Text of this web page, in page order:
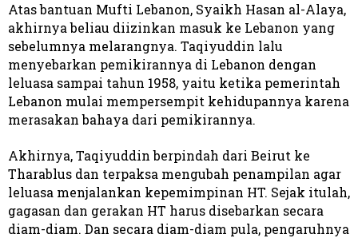
Atas bantuan Mufti Lebanon, Syaikh Hasan al-Alaya,
akhirnya beliau diizinkan masuk ke Lebanon yang
sebelumnya melarangnya. Taqiyuddin lalu
menyebarkan pemikirannya di Lebanon dengan
leluasa sampai tahun 1958, yaitu ketika pemerintah
Lebanon mulai mempersempit kehidupannya karena
merasakan bahaya dari pemikirannya.
Akhirnya, Taqiyuddin berpindah dari Beirut ke
Tharablus dan terpaksa mengubah penampilan agar
leluasa menjalankan kepemimpinan HT. Sejak itulah,
gagasan dan gerakan HT harus disebarkan secara
diam-diam. Dan secara diam-diam pula, pengaruhnya